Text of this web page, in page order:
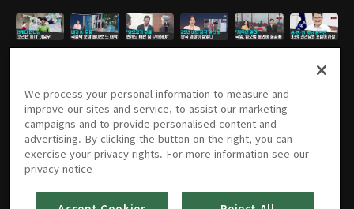
TV • 3분
8/4 TV조
선 • 3분
8/4 TV조
선 • 2분
8/4 MBC
• 3분
8/4 KBS •
2분
8/3 TV조
선 • 3분
8/3 채널A
• 1시간
We process your personal information to measure and
improve our sites and service, to assist our marketing
campaigns and to provide personalised content and
advertising. By clicking the button on the right, you can
exercise your privacy rights. For more information see our
privacy notice